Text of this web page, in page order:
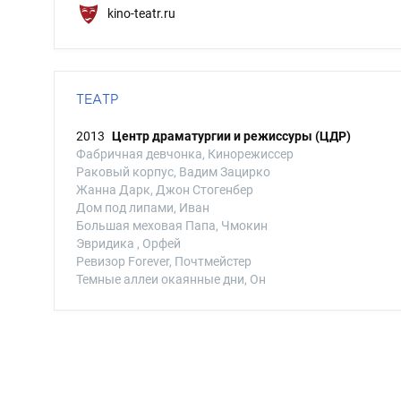
kino-teatr.ru
ТЕАТР
2013 Центр драматургии и режиссуры (ЦДР)
Фабричная девчонка, Кинорежиссер
Раковый корпус, Вадим Зацирко
Жанна Дарк, Джон Стогенбер
Дом под липами, Иван
Большая меховая Папа, Чмокин
Эвридика , Орфей
Ревизор Forever, Почтмейстер
Темные аллеи окаянные дни, Он